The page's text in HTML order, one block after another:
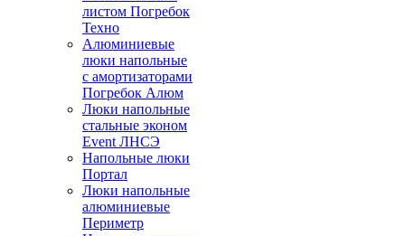
листом Погребок
Техно
Алюминиевые
люки напольные
с амортизаторами
Погребок Алюм
Люки напольные
стальные эконом
Event ЛНСЭ
Напольные люки
Портал
Люки напольные
алюминиевые
Периметр